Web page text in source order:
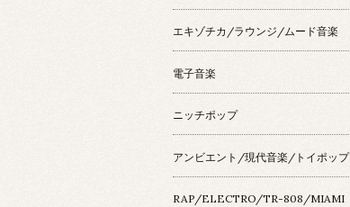
エキゾチカ/ラウンジ/ムード音楽
電子音楽
ニッチポップ
アンビエント/現代音楽/トイポップ
RAP/ELECTRO/TR-808/MIAMI